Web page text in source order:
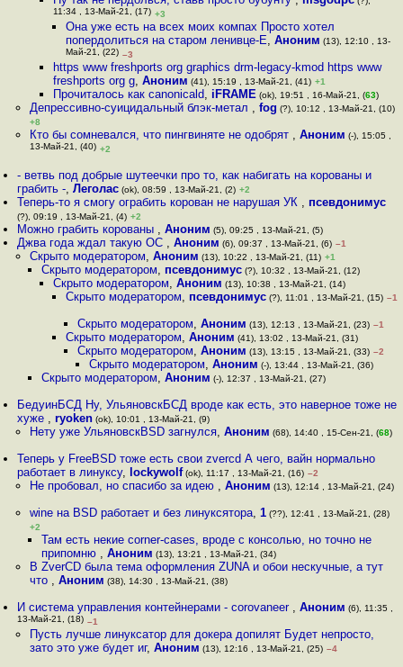
11:34 , 13-Май-21, (17) +3
Она уже есть на всех моих компах Просто хотел
попердолиться на старом ленивце-Е, Аноним (13), 12:10 , 13-
Май-21, (22) –3
https www freshports org graphics drm-legacy-kmod https www
freshports org g,Аноним (41), 15:19 , 13-Май-21, (41) +1
Прочиталось как canonicald, iFRAME (ok), 19:51 , 16-Май-21, (63)
Депрессивно-суицидальный блэк-метал , fog (?), 10:12 , 13-Май-21, (10)
+8
Кто бы сомневался, что пингвиняте не одобрят , Аноним (-), 15:05 ,
13-Май-21, (40) +2
- ветвь под добрые шутеечки про то, как набигать на корованы и
грабить -,Леголас (ok), 08:59 , 13-Май-21, (2) +2
Теперь-то я смогу ограбить корован не нарушая УК , псевдонимус
(?), 09:19 , 13-Май-21, (4) +2
Можно грабить корованы ,Аноним (5), 09:25 , 13-Май-21, (5)
Джва года ждал такую ОС ,Аноним (6), 09:37 , 13-Май-21, (6) –1
Скрыто модератором, Аноним (13), 10:22 , 13-Май-21, (11) +1
Скрыто модератором, псевдонимус(?), 10:32 , 13-Май-21, (12)
Скрыто модератором,Аноним (13), 10:38 , 13-Май-21, (14)
Скрыто модератором, псевдонимус(?), 11:01 , 13-Май-21, (15) –1
Скрыто модератором, Аноним (13), 12:13 , 13-Май-21, (23) –1
Скрыто модератором, Аноним (41), 13:02 , 13-Май-21, (31)
Скрыто модератором, Аноним (13), 13:15 , 13-Май-21, (33) –2
Скрыто модератором,Аноним (-), 13:44 , 13-Май-21, (36)
Скрыто модератором, Аноним (-), 12:37 , 13-Май-21, (27)
БедуинБСД Ну, УльяновскБСД вроде как есть, это наверное тоже не
хуже ,ryoken (ok), 10:01 , 13-Май-21, (9)
Нету уже УльяновскBSD загнулся, Аноним (68), 14:40 , 15-Сен-21, (68)
Теперь у FreeBSD тоже есть свои zvercd А чего, вайн нормально
работает в линуксу, lockywolf(ok), 11:17 , 13-Май-21, (16) –2
Не пробовал, но спасибо за идею , Аноним (13), 12:14 , 13-Май-21, (24)
wine на BSD работает и без линуксятора, 1(??), 12:41 , 13-Май-21, (28)
+2
Там есть некие corner-cases, вроде с консолью, но точно не
припомню , Аноним (13), 13:21 , 13-Май-21, (34)
В ZverCD была тема оформления ZUNA и обои нескучные, а тут
что , Аноним (38), 14:30 , 13-Май-21, (38)
И система управления контейнерами - corovaneer ,Аноним (6), 11:35 ,
13-Май-21, (18) –1
Пусть лучше линуксатор для докера допилят Будет непросто,
зато это уже будет иг, Аноним (13), 12:16 , 13-Май-21, (25) –4